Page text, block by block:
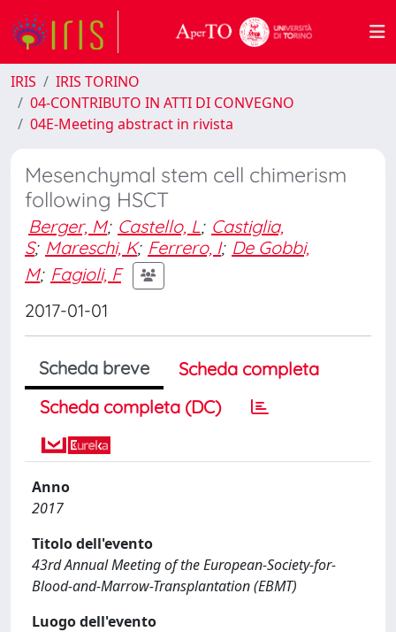
IRIS
IRIS TORINO
04-CONTRIBUTO IN ATTI DI CONVEGNO
04E-Meeting abstract in rivista
Mesenchymal stem cell chimerism
following HSCT
Berger, M; Castello, L; Castiglia,
S; Mareschi, K; Ferrero, I; De Gobbi,
M; Fagioli, F
2017-01-01
Scheda breve
Scheda completa
Scheda completa (DC)
Anno
2017
Titolo dell'evento
43rd Annual Meeting of the European-Society-for-
Blood-and-Marrow-Transplantation (EBMT)
Luogo dell'evento